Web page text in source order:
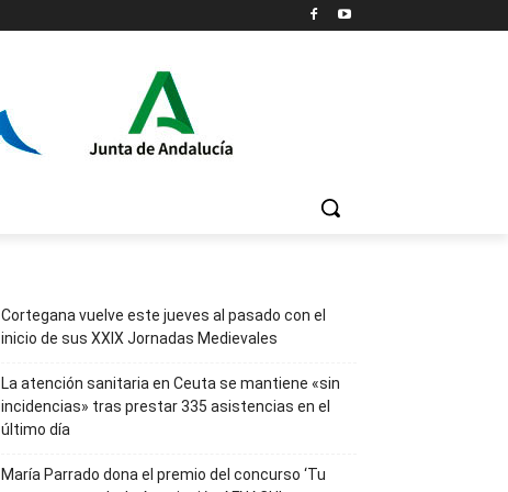
Cortegana vuelve este jueves al pasado con el
inicio de sus XXIX Jornadas Medievales
La atención sanitaria en Ceuta se mantiene «sin
incidencias» tras prestar 335 asistencias en el
último día
María Parrado dona el premio del concurso ‘Tu